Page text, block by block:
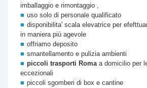
imballaggio e rimontaggio ,
uso solo di personale qualificato
disponibilita' scala elevatrice per
in maniera più agevole
offriamo deposito
smantellamento e pulizia ambienti
piccoli trasporti Romaa domicilio per
eccezionali
piccoli sgomberi di box e cantine